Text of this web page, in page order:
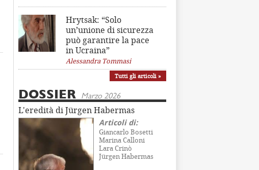
Hrytsak: “Solo
un’unione di sicurezza
può garantire la pace
in Ucraina”
Alessandra Tommasi
Tutti gli articoli »
DOSSIER Marzo 2026
L'eredità di Jürgen Habermas
Articoli di:
Giancarlo Bosetti
Marina Calloni
Lara Crinò
Jürgen Habermas